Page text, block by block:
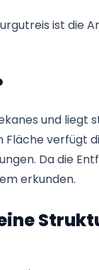
ist die
und liegt
Fläche verfügt
Da die
erkunden.